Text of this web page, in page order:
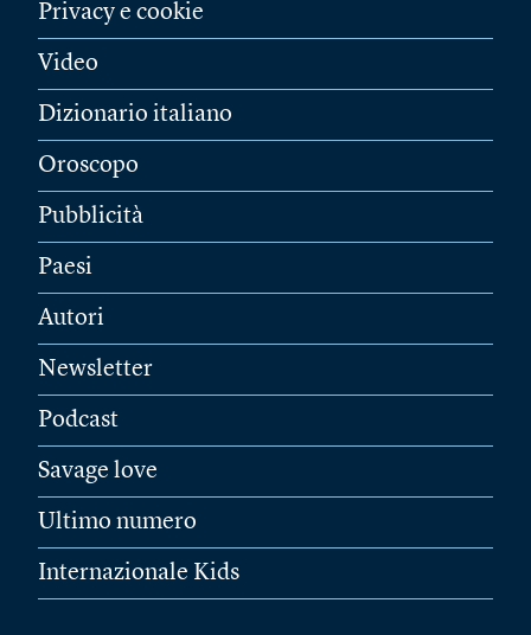
Privacy e cookie
Video
Dizionario italiano
Oroscopo
Pubblicità
Paesi
Autori
Newsletter
Podcast
Savage love
Ultimo numero
Internazionale Kids